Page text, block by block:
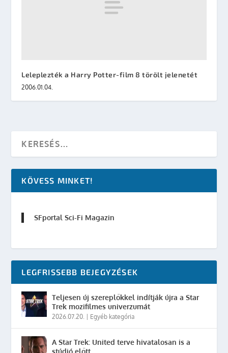
Leleplezték a Harry Potter-film 8 törölt jelenetét
2006.01.04.
KÖVESS MINKET!
SFportal Sci-Fi Magazin
LEGFRISSEBB BEJEGYZÉSEK
Teljesen új szereplőkkel indítják újra a Star
Trek mozifilmes univerzumát
2026.07.20. Egyéb kategória
A Star Trek: United terve hivatalosan is a